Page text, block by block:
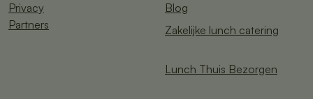
Privacy
Partners
Blog
Zakelijke lunch catering
Lunch Thuis Bezorgen